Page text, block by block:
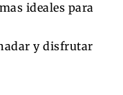
ideales para
y disfrutar